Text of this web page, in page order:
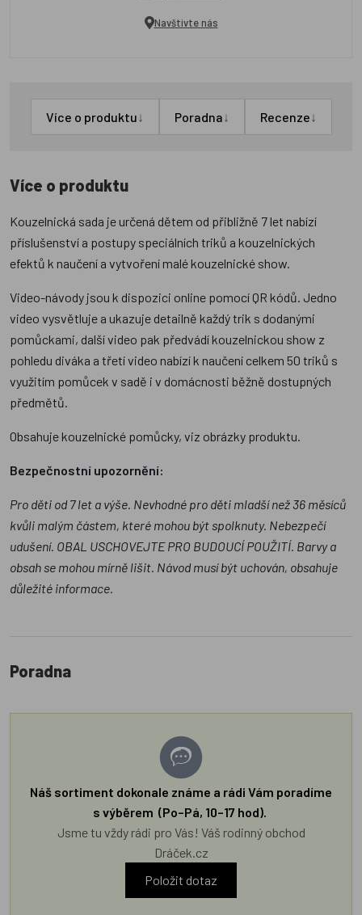
Navštivte nás
Více o produktu↓ Poradna↓ Recenze↓
Více o produktu
Kouzelnická sada je určená dětem od přibližně 7 let nabízí
příslušenství a postupy speciálních triků a kouzelnických
efektů k naučení a vytvoření malé kouzelnické show.
Video-návody jsou k dispozici online pomocí QR kódů. Jedno
video vysvětluje a ukazuje detailně každý trik s dodanými
pomůckami, další video pak předvádí kouzelnickou show z
pohledu diváka a třetí video nabízí k naučení celkem 50 triků s
využitím pomůcek v sadě i v domácnosti běžně dostupných
předmětů.
Obsahuje kouzelnické pomůcky, viz obrázky produktu.
Bezpečnostní upozornění:
Pro děti od 7 let a výše. Nevhodné pro děti mladší než 36 měsíců
kvůli malým částem, které mohou být spolknuty. Nebezpečí
udušení. OBAL USCHOVEJTE PRO BUDOUCÍ POUŽITÍ. Barvy a
obsah se mohou mírně lišit. Návod musí být uchován, obsahuje
důležité informace.
Poradna
Náš sortiment dokonale známe a rádi Vám poradíme
s výběrem (Po–Pá, 10–17 hod).
Jsme tu vždy rádi pro Vás! Váš rodinný obchod
Dráček.cz
Položit dotaz